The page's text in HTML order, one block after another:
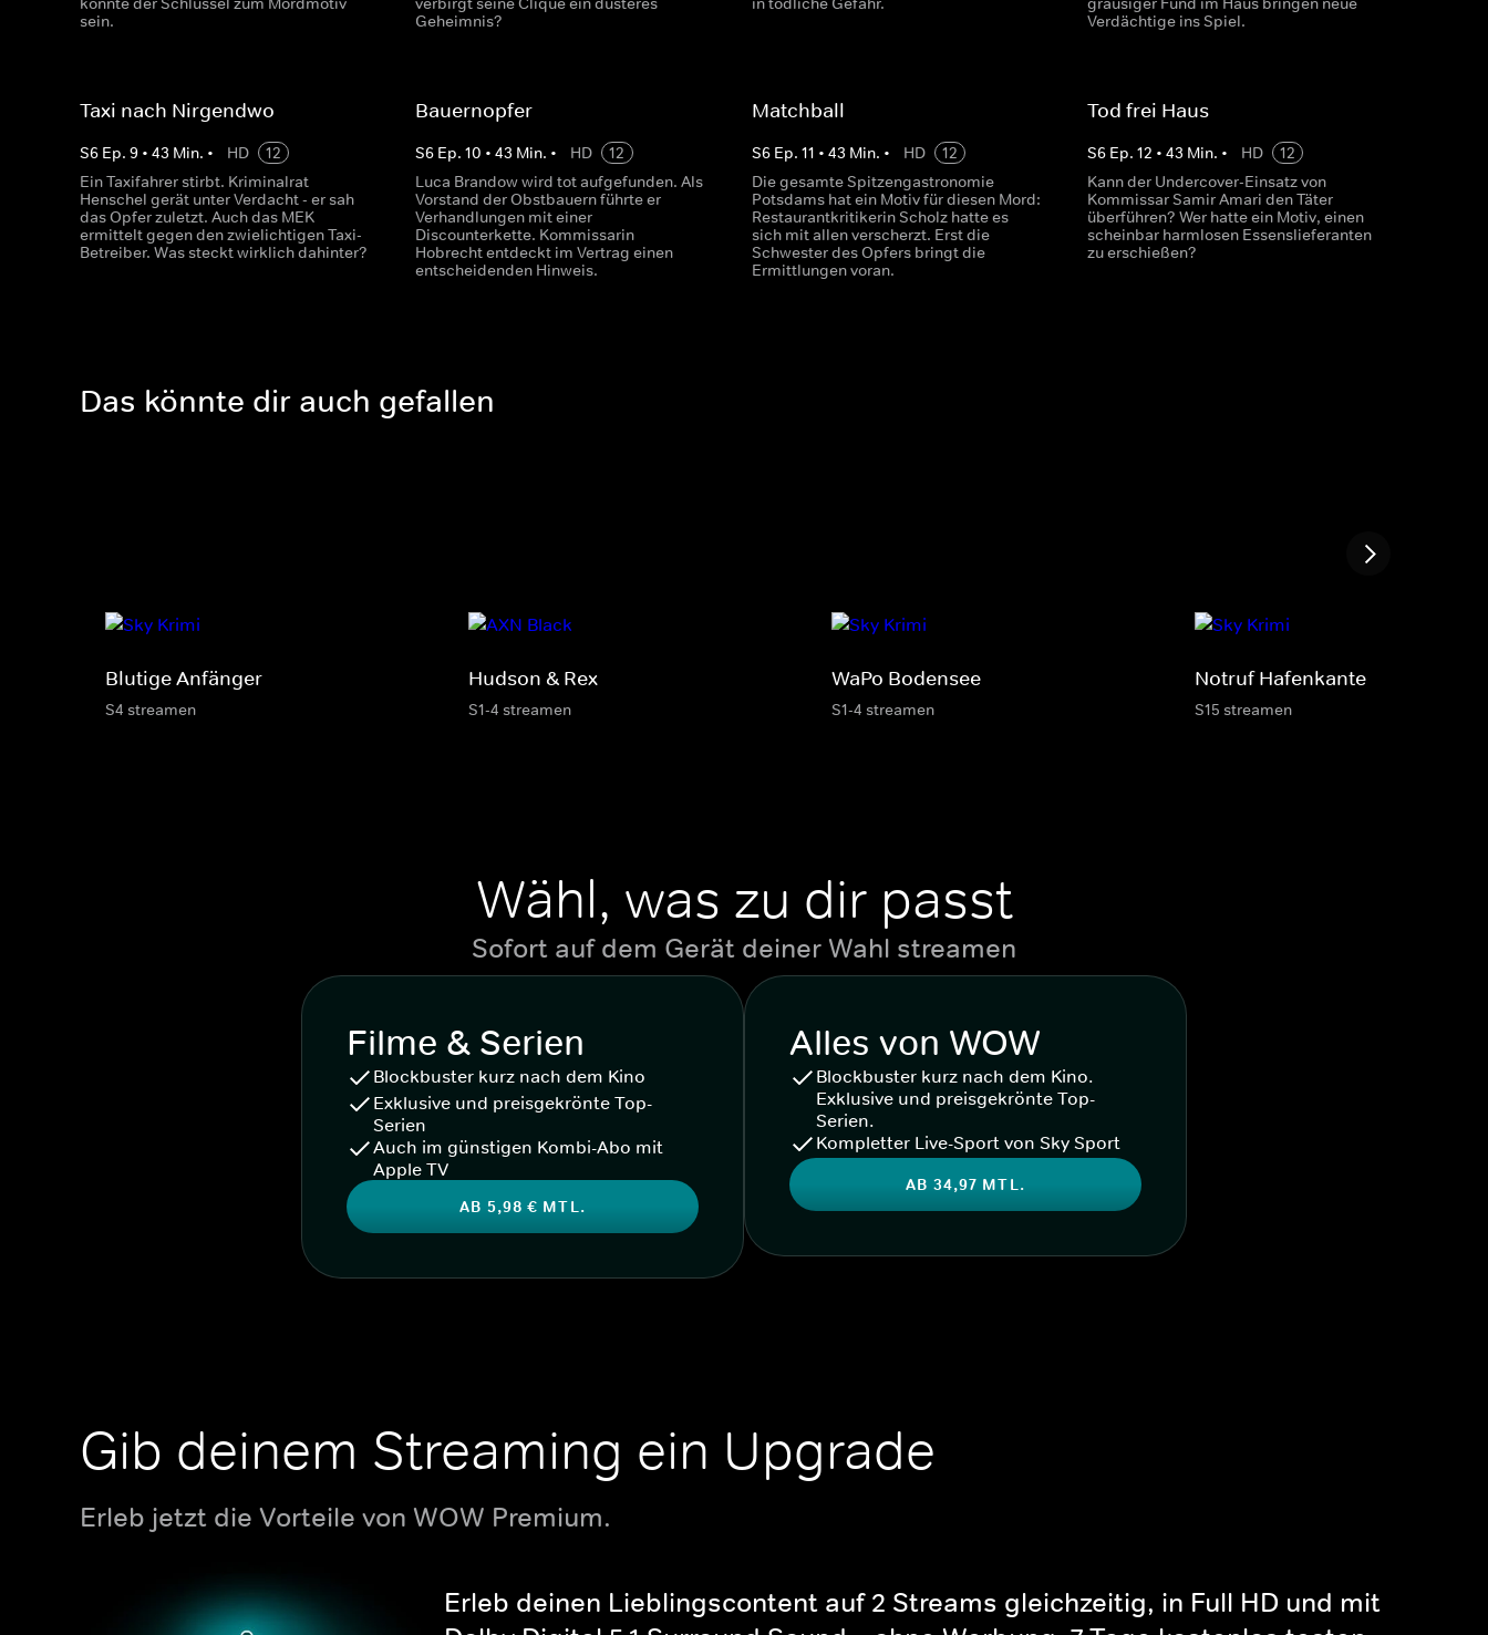
sein.
Geheimnis?
Verdächtige ins Spiel.
Taxi nach Nirgendwo
S6 Ep. 9 • 43 Min. • HD
12
Ein Taxifahrer stirbt. Kriminalrat
Henschel gerät unter Verdacht - er sah
das Opfer zuletzt. Auch das MEK
ermittelt gegen den zwielichtigen Taxi-
Betreiber. Was steckt wirklich dahinter?
Bauernopfer
S6 Ep.10 •43 Min. • HD
12
Luca Brandow wird tot aufgefunden. Als
Vorstand der Obstbauern führte er
Verhandlungen mit einer
Discounterkette. Kommissarin
Hobrecht entdeckt im Vertrag einen
entscheidenden Hinweis.
Matchball
S6 Ep. 11 • 43 Min. • HD
12
Die gesamte Spitzengastronomie
Potsdams hat ein Motiv für diesen Mord:
Restaurantkritikerin Scholz hatte es
sich mit allen verscherzt. Erst die
Schwester des Opfers bringt die
Ermittlungen voran.
Tod frei Haus
S6 Ep. 12 • 43 Min. • HD
12
Kann der Undercover-Einsatz von
Kommissar Samir Amari den Täter
überführen? Wer hatte ein Motiv, einen
scheinbar harmlosen Essenslieferanten
zu erschießen?
Das könnte dir auch gefallen
Blutige Anfänger
S4 streamen
Hudson & Rex
S1-4 streamen
WaPo Bodensee
S1-4 streamen
Notruf Hafenkante
S15 streamen
Wähl, was zu dir passt
Sofort auf dem Gerät deiner Wahl streamen
Filme & Serien
Blockbuster kurz nach dem Kino
Exklusive und preisgekrönte Top-
Serien
Auch im günstigen Kombi-Abo mit
Apple TV
AB 5,98 € MTL.
Alles von WOW
Blockbuster kurz nach dem Kino.
Exklusive und preisgekrönte Top-
Serien.
Kompletter Live-Sport von Sky Sport
AB 34,97 MTL.
Gib deinem Streaming ein Upgrade
Erleb jetzt die Vorteile von WOW Premium.
Erleb deinen Lieblingscontent auf 2 Streams gleichzeitig, in Full HD und mit